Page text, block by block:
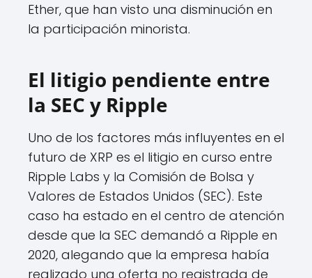
Ether, que han visto una disminución en
la participación minorista.
El litigio pendiente entre
la SEC y Ripple
Uno de los factores más influyentes en el
futuro de XRP es el litigio en curso entre
Ripple Labs y la Comisión de Bolsa y
Valores de Estados Unidos (SEC). Este
caso ha estado en el centro de atención
desde que la SEC demandó a Ripple en
2020, alegando que la empresa había
realizado una oferta no registrada de